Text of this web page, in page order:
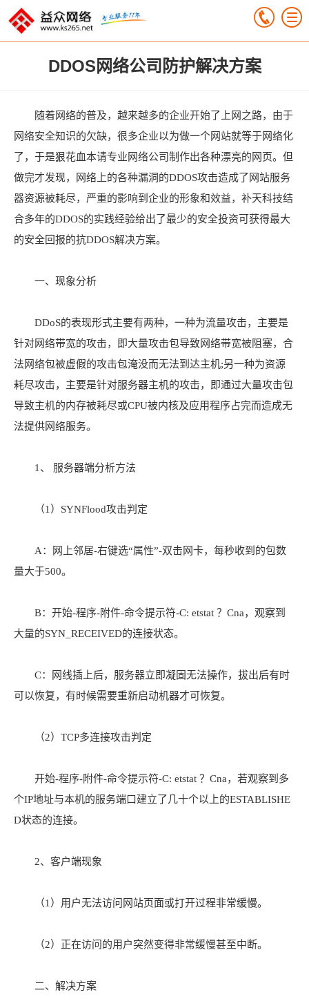
DDOS网络公司防护解决方案
随着网络的普及，越来越多的企业开始了上网之路，由于
网络安全知识的欠缺，很多企业以为做一个网站就等于网络化
了，于是狠花血本请专业网络公司制作出各种漂亮的网页。但
做完才发现，网络上的各种漏洞的DDOS攻击造成了网站服务
器资源被耗尽，严重的影响到企业的形象和效益，补天科技结
合多年的DDOS的实践经验给出了最少的安全投资可获得最大
的安全回报的抗DDOS解决方案。
一、现象分析
DDoS的表现形式主要有两种，一种为流量攻击，主要是
针对网络带宽的攻击，即大量攻击包导致网络带宽被阻塞，合
法网络包被虚假的攻击包淹没而无法到达主机;另一种为资源
耗尽攻击，主要是针对服务器主机的攻击，即通过大量攻击包
导致主机的内存被耗尽或CPU被内核及应用程序占完而造成无
法提供网络服务。
1、 服务器端分析方法
（1）SYNFlood攻击判定
A：网上邻居-右键选“属性”-双击网卡，每秒收到的包数
量大于500。
B：开始-程序-附件-命令提示符-C: etstat ？Cna，观察到
大量的SYN_RECEIVED的连接状态。
C：网线插上后，服务器立即凝固无法操作，拔出后有时
可以恢复，有时候需要重新启动机器才可恢复。
（2）TCP多连接攻击判定
开始-程序-附件-命令提示符-C: etstat ？Cna，若观察到多
个IP地址与本机的服务端口建立了几十个以上的ESTABLISHE
D状态的连接。
2、客户端现象
（1）用户无法访问网站页面或打开过程非常缓慢。
（2）正在访问的用户突然变得非常缓慢甚至中断。
二、解决方案